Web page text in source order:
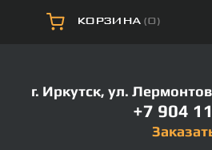
КОРЗИНА (0)
г. Иркутск, ул.
+7 904